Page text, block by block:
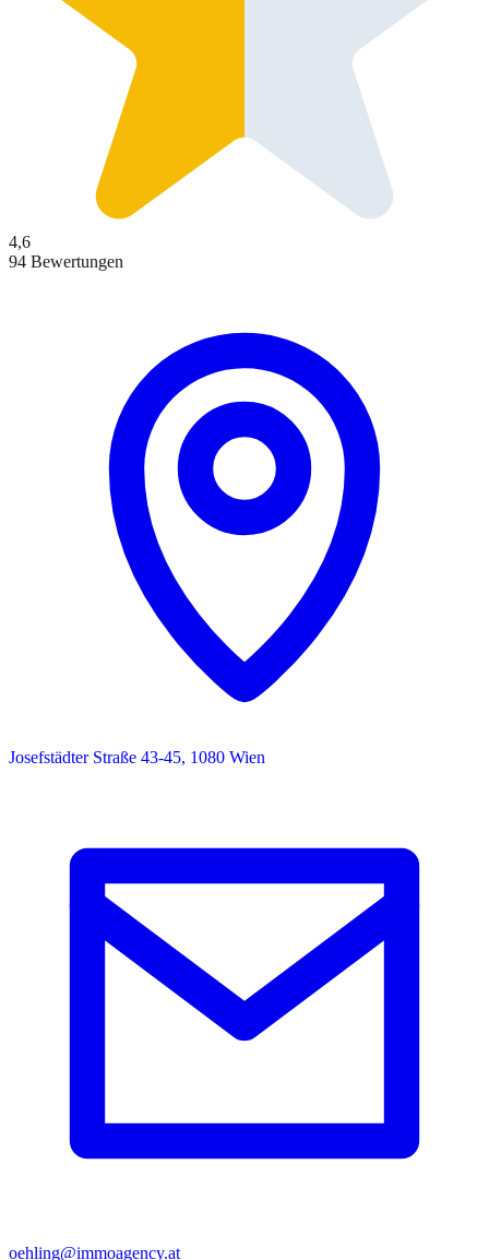
4,6
94 Bewertungen
Josefstädter Straße 43-45, 1080 Wien
oehling@immoagency.at